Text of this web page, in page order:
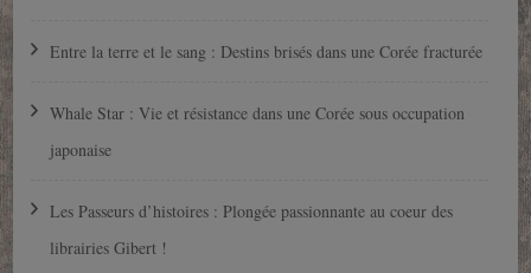
Entre la terre et le sang : Destins brisés dans une Corée fracturée
Whale Star : Vie et résistance dans une Corée sous occupation
japonaise
Les Passeurs d’histoires : Plongée passionnante au coeur des
librairies Gibert !